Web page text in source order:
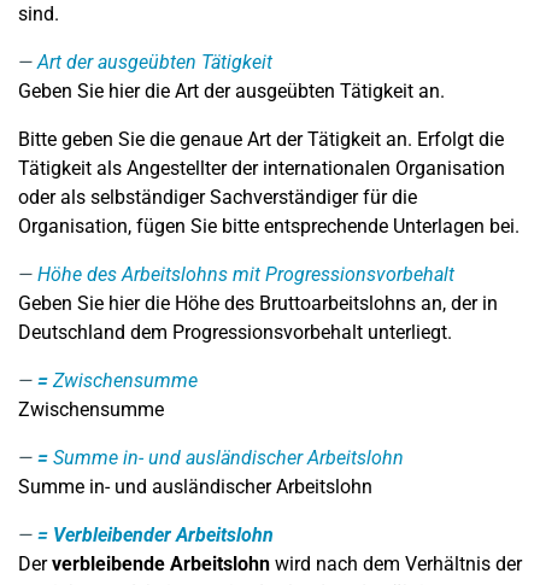
sind.
Art der ausgeübten Tätigkeit
Geben Sie hier die Art der ausgeübten Tätigkeit an.
Bitte geben Sie die genaue Art der Tätigkeit an. Erfolgt die
Tätigkeit als Angestellter der internationalen Organisation
oder als selbständiger Sachverständiger für die
Organisation, fügen Sie bitte entsprechende Unterlagen bei.
Höhe des Arbeitslohns mit Progressionsvorbehalt
Geben Sie hier die Höhe des Bruttoarbeitslohns an, der in
Deutschland dem Progressionsvorbehalt unterliegt.
= Zwischensumme
Zwischensumme
= Summe in- und ausländischer Arbeitslohn
Summe in- und ausländischer Arbeitslohn
= Verbleibender Arbeitslohn
Derverbleibende Arbeitslohn wird nach dem Verhältnis der